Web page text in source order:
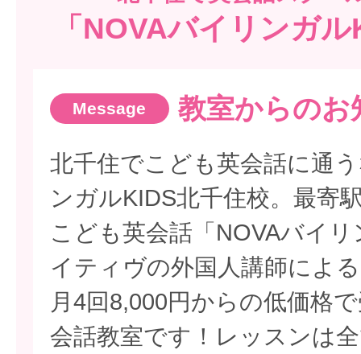
「NOVAバイリンガ
教室からのお
北千住でこども英会話に通
ンガルKIDS北千住校。最寄
こども英会話「NOVAバイ
イティヴの外国人講師によ
月4回8,000円からの低価格
会話教室です！レッスンは